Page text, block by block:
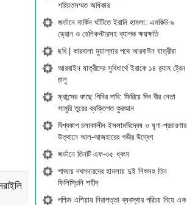
শরিয়তসম্মত অধিকার
জর্ডানে মার্কিন ঘাঁটিতে ইরানি হামলা: এমকিউ-৯
ড্রোন ও হেলিকপ্টারসহ ব্যাপক ক্ষয়ক্ষতি
ছবি | কারবালা মুয়াল্লার পথে আরবাঈন যাত্রীরা
আরবাইন যাত্রীদের সুবিধার্থে ইরাকে ১৪ র‍্যাম ট্রেন
চালু
ফ্রান্সের কাছে গিনির দাবি: ফিরিয়ে দিন বীর নেতা
সামুরি তুরের ব্যক্তিগত কুরআন
বিশ্বকাপ চলাকালীন ইসলামবিদ্বেষ ও ঘৃণা-প্রচারণার
উত্থানে আল-আজহারের গভীর উদ্বেগ
জর্ডানে তিনটি এফ-৩৫ ধ্বংস
গাজায় দখলদারদের হামলায় দুই শিশুসহ তিন
ফিলিস্তিনি শহীদ
পশ্চিম এশিয়ায় নিরাপত্তা ব্যবস্থার পরিচয় নিয়ে এক